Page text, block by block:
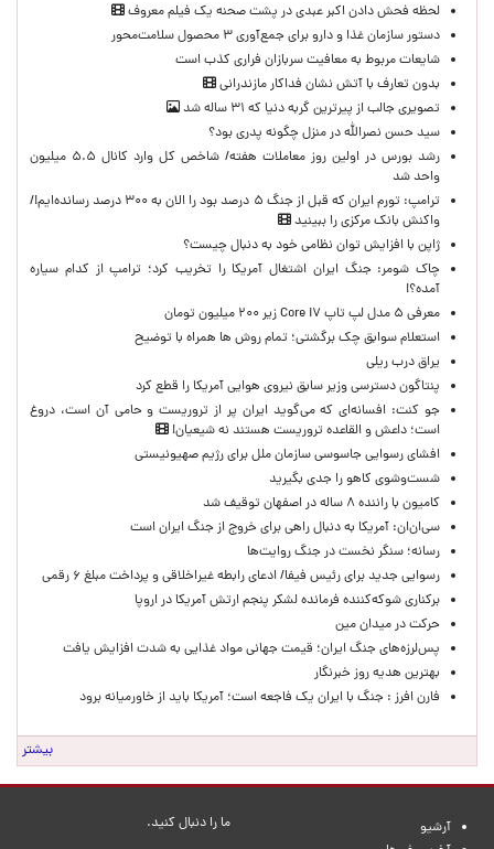
لحظه‌ فحش دادن اکبر عبدی در پشت صحنه یک فیلم معروف
دستور سازمان غذا و دارو برای جمع‌آوری ۳ محصول سلامت‌محور
شایعات مربوط به معافیت سربازان فراری کذب است
بدون تعارف با آتش نشان فداکار مازندرانی
تصویری جالب از پیرترین گربه دنیا که ۳۱ ساله شد
سید حسن نصرالله در منزل چگونه پدری بود؟
رشد بورس در اولین روز معاملات هفته/ شاخص کل وارد کانال ۵.۵ میلیون
واحد شد
ترامپ: تورم ایران که قبل از جنگ ۵ درصد بود را الان به ۳۰۰ درصد رسانده‌ایم!/
واکنش بانک مرکزی را ببینید
ژاپن با افزایش توان نظامی خود به دنبال چیست؟
چاک شومر: جنگ ایران اشتغال آمریکا را تخریب کرد؛ ترامپ از کدام سیاره
آمده؟!
معرفی ۵ مدل لپ تاپ Core i۷ زیر ۲۰۰ میلیون تومان
استعلام سوابق چک برگشتی؛ تمام روش ها همراه با توضیح
یراق درب ریلی
پنتاگون دسترسی وزیر سابق نیروی هوایی آمریکا را قطع کرد
جو کنت: افسانه‌ای که می‌گوید ایران پر از تروریست و حامی آن است، دروغ
است؛ داعش و القاعده تروریست هستند نه شیعیان!
افشای رسوایی جاسوسی سازمان ملل برای رژیم صهیونیستی
شست‌وشوی کاهو را جدی بگیرید
کامیون با راننده ۸ ساله در اصفهان توقیف شد
سی‌ان‌ان: آمریکا به دنبال راهی برای خروج از جنگ ایران است
رسانه؛ سنگر نخست در جنگ روایت‌ها
رسوایی جدید برای رئیس فیفا/ ادعای رابطه غیراخلاقی و پرداخت مبلغ ۶ رقمی
برکناری شوکه‌کننده فرمانده لشکر پنجم ارتش آمریکا در اروپا
حركت در ميدان مين
پس‌لرزه‌های جنگ ایران؛ قیمت جهانی مواد غذایی به شدت افزایش یافت
بهترین هدیه روز خبرنگار
فارن افرز : جنگ با ایران یک فاجعه است؛ آمریکا باید از خاورمیانه برود
بیشتر
آرشیو
ما را دنبال کنید.